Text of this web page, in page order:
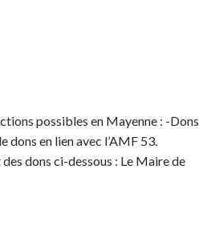
possibles en Mayenne : -Dons
en lien avec l’AMF 53.
dons ci-dessous : Le Maire de